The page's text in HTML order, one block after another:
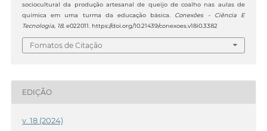
sociocultural da produção artesanal de queijo de coalho nas aulas de
química em uma turma da educação básica. Conexões - Ciência E
Tecnologia, 18, e022011. https://doi.org/10.21439/conexoes.v18i0.3382
Fomatos de Citação
EDIÇÃO
v. 18 (2024)